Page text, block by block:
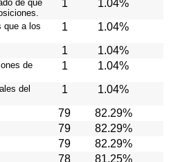
de que
1 1.04%
que a los
1 1.04%
1 1.04%
de
1 1.04%
del
1 1.04%
79 82.29%
79 82.29%
79 82.29%
78 81.25%